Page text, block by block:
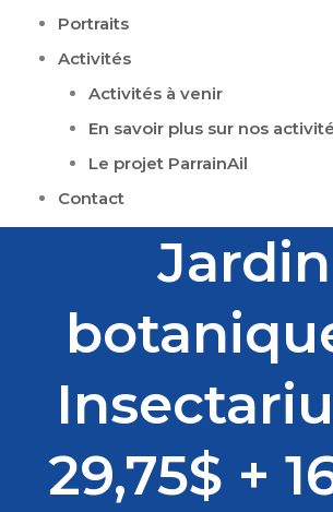
Portraits
Activités
Activités à venir
En savoir plus sur nos
Le projet ParrainAil
Contact
Jardin
29,75$ +